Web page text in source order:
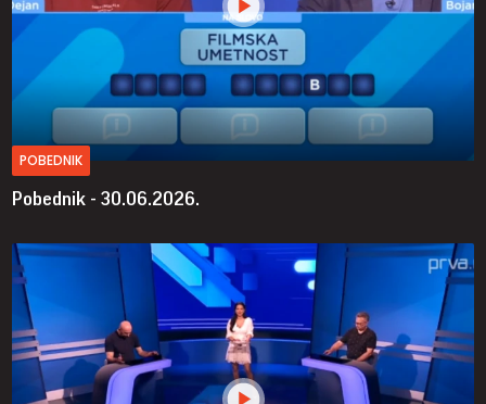
POBEDNIK
Pobednik - 30.06.2026.